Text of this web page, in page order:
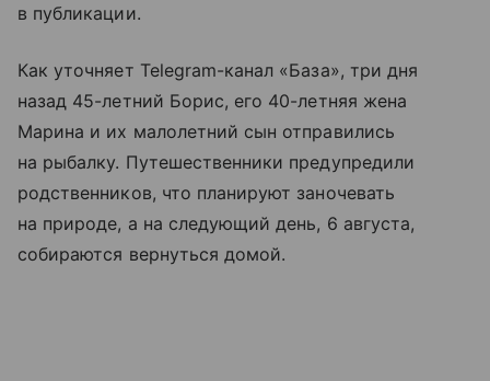
в публикации.
Как уточняет Telegram-канал «База», три дня
назад 45-летний Борис, его 40-летняя жена
Марина и их малолетний сын отправились
на рыбалку. Путешественники предупредили
родственников, что планируют заночевать
на природе, а на следующий день, 6 августа,
собираются вернуться домой.